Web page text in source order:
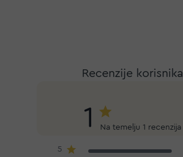
Recenzije korisnika
1 Na temelju 1 recenzija
5